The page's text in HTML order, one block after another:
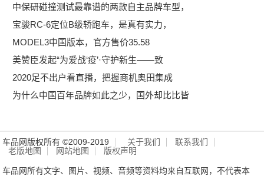
中保研碰撞测试最靠谱的两款自主品牌车型，
宝骏RC-6定位B级轿跑车，是真有实力，
MODEL3中国版本，官方售价35.58
美赞臣发起“为爱战‘疫’·守护新生——致
2020足不出户看直播，把握商机奥田集成
为什么中国百年品牌如此之少，国外却比比皆
车品网版权所有 ©2009-2019 关于我们
联系我们
老版地图
网站地图 版权声明
车品网所有文字、图片、视频、音频等资料均来自互联网，不代表本